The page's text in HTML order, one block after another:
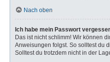
Nach oben
Ich habe mein Passwort
Das ist nicht schlimm! Wir können
Anweisungen folgst. So solltest du
Solltest du trotzdem nicht in der